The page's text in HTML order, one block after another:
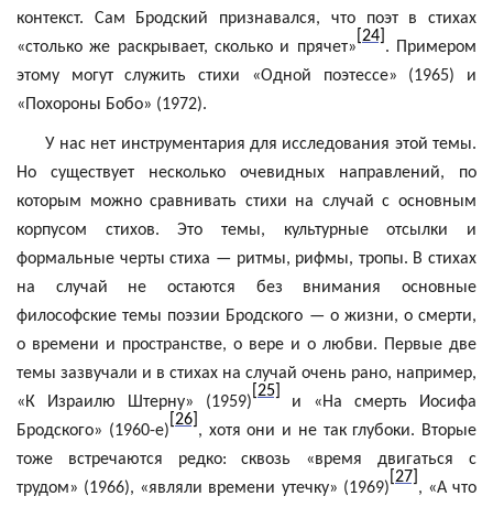
контекст. Сам Бродский признавался, что поэт в стихах
«столько же раскрывает, сколько и прячет»
[24]
. Примером
этому могут служить стихи «Одной поэтессе» (1965) и
«Похороны Бобо» (1972).
У нас нет инструментария для исследования этой темы.
Но существует несколько очевидных направлений, по
которым можно сравнивать стихи на случай с основным
корпусом стихов. Это темы, культурные отсылки и
формальные черты стиха — ритмы, рифмы, тропы. В стихах
на случай не остаются без внимания основные
философские темы поэзии Бродского — о жизни, о смерти,
о времени и пространстве, о вере и о любви. Первые две
темы зазвучали и в стихах на случай очень рано, например,
«К Израилю Штерну» (1959)
[25]
и «На смерть Иосифа
Бродского» (1960-е)
[26]
, хотя они и не так глубоки. Вторые
тоже встречаются редко: сквозь «время двигаться с
трудом» (1966), «являли времени утечку» (1969)
[27]
, «А что